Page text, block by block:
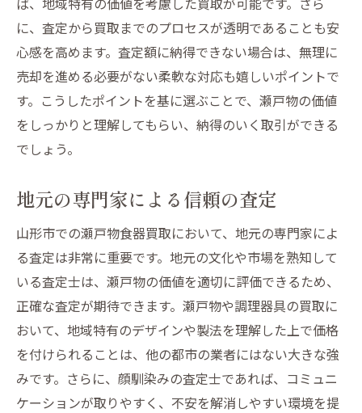
に、査定から買取までのプロセスが透明であることも安
心感を高めます。査定額に納得できない場合は、無理に
売却を進める必要がない柔軟な対応も嬉しいポイントで
す。こうしたポイントを基に選ぶことで、瀬戸物の価値
をしっかりと理解してもらい、納得のいく取引ができる
でしょう。
地元の専門家による信頼の査定
山形市での瀬戸物食器買取において、地元の専門家によ
る査定は非常に重要です。地元の文化や市場を熟知して
いる査定士は、瀬戸物の価値を適切に評価できるため、
正確な査定が期待できます。瀬戸物や調理器具の買取に
おいて、地域特有のデザインや製法を理解した上で価格
を付けられることは、他の都市の業者にはない大きな強
みです。さらに、顔馴染みの査定士であれば、コミュニ
ケーションが取りやすく、不安を解消しやすい環境を提